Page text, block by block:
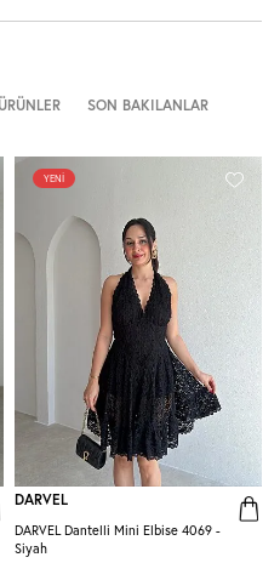
SON BAKILANLAR
YENI
DARVEL
DARVEL Dantelli Mini Elbise 4069 -
Siyah